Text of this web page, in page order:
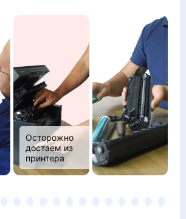
Разделение
корпуса на
две части